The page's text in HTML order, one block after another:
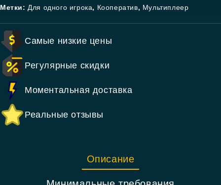
Метки: Для одного игрока, Кооператив, Мультиплеер
Самые низкие цены
Регулярные скидки
Моментальная доставка
Реальные отзывы
Описание